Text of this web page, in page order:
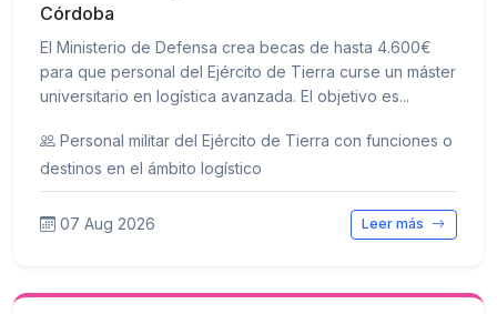
Córdoba
El Ministerio de Defensa crea becas de hasta 4.600€
para que personal del Ejército de Tierra curse un máster
universitario en logística avanzada. El objetivo es...
Personal militar del Ejército de Tierra con funciones o
destinos en el ámbito logístico
07 Aug 2026 Leer más